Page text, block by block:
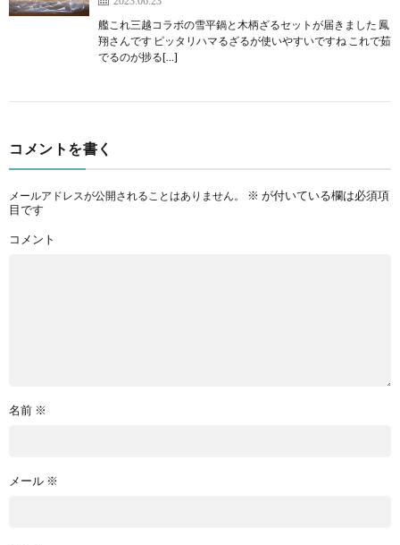
艦これ三越コラボの雪平鍋と木柄ざるセットが届きました 鳳
翔さんです ピッタリハマるざるが使いやすいですね これで茹
でるのが捗る[…]
コメントを書く
メールアドレスが公開されることはありません。 ※ が付いている欄は必須項
目です
コメント
名前 ※
メール ※